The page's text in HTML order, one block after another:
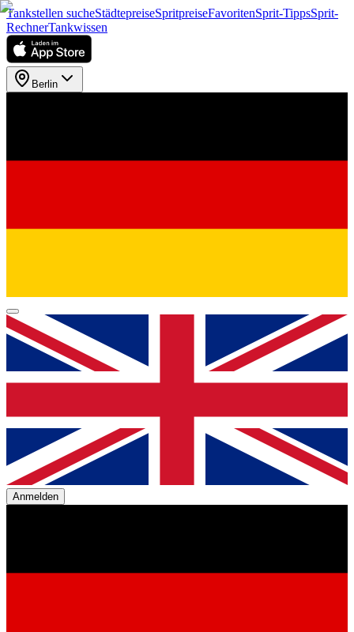
Tankstellen sucheStädtepreiseSpritpreiseFavoritenSprit-TippsSprit-
RechnerTankwissen
Berlin
Anmelden